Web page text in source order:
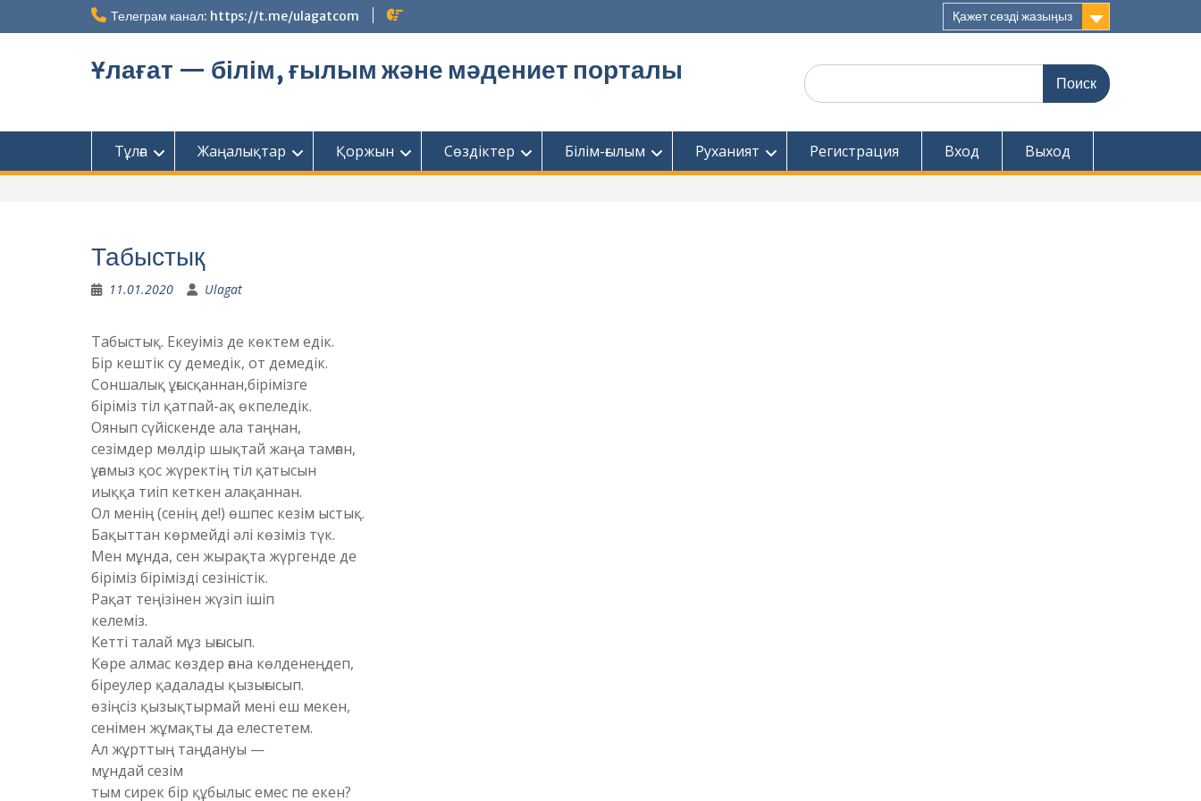
Телеграм канал: https://t.me/ulagatcom Қажет сөзді жазыңыз
Ұлағат — білім, ғылым және мәдениет порталы
Поиск
по:
Тұлға Жаңалықтар Қоржын Сөздіктер Білім-ғылым Руханият Регистрация Вход Выход
Табыстық
11.01.2020 Ulagat
Табыстық. Екеуіміз де көктем едік.
Бір кештік су демедік, от демедік.
Соншалық ұғысқаннан,бірімізге
біріміз тіл қатпай-ақ өкпеледік.
Оянып сүйіскенде ала таңнан,
сезімдер мөлдір шықтай жаңа тамған,
ұғамыз қос жүректің тіл қатысын
иыққа тиіп кеткен алақаннан.
Ол менің (сенің де!) өшпес кезім ыстық.
Бақыттан көрмейді әлі көзіміз түк.
Мен мұнда, сен жырақта жүргенде де
біріміз бірімізді сезіністік.
Рақат теңізінен жүзіп ішіп
келеміз.
Кетті талай мұз ығысып.
Көре алмас көздер ғана көлденеңдеп,
біреулер қадалады қызығысып.
өзіңсіз қызықтырмай мені еш мекен,
сенімен жұмақты да елестетем.
Ал жұрттың таңдануы —
мұндай сезім
тым сирек бір құбылыс емес пе екен?